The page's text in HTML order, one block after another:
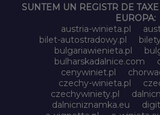
SUNTEM UN REGISTR DE
EUROPA:
austria-winieta.pl
bilet-autostradowy.pl
bulgariawienieta.pl
bulharskadalnice.com
cenywiniet.pl
czechy-winieta.pl
czechywiniety.pl
dalnicniznamka.eu